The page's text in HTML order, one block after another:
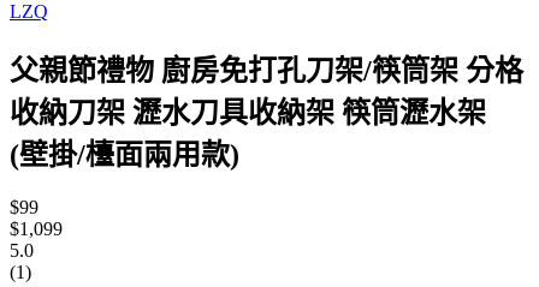
LZQ
父親節禮物 廚房免打孔刀架/筷筒架 分格
收納刀架 瀝水刀具收納架 筷筒瀝水架
(壁掛/檯面兩用款)
$99
$1,099
5.0
(1)